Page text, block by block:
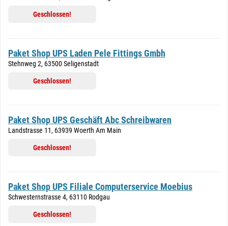
Geschlossen!
Paket Shop UPS Laden Pele Fittings Gmbh
Stehnweg 2, 63500 Seligenstadt
Geschlossen!
Paket Shop UPS Geschäft Abc Schreibwaren
Landstrasse 11, 63939 Woerth Am Main
Geschlossen!
Paket Shop UPS Filiale Computerservice Moebius
Schwesternstrasse 4, 63110 Rodgau
Geschlossen!